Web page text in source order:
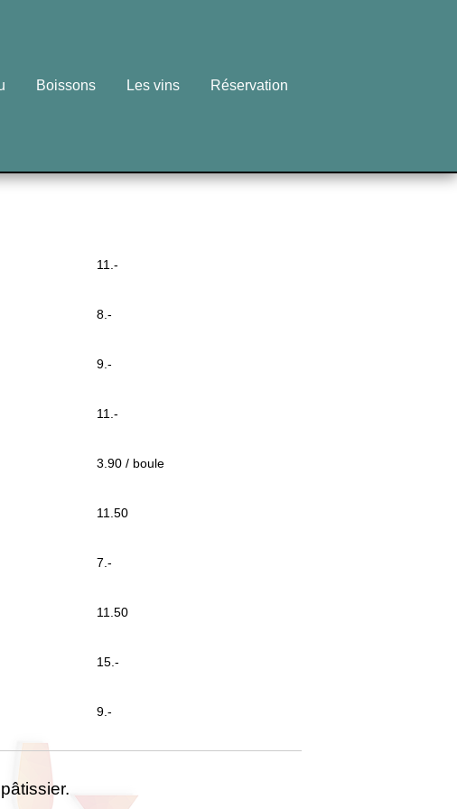
Boissons Les vins Réservation
11.-
8.-
9.-
11.-
3.90 / boule
11.50
7.-
11.50
15.-
9.-